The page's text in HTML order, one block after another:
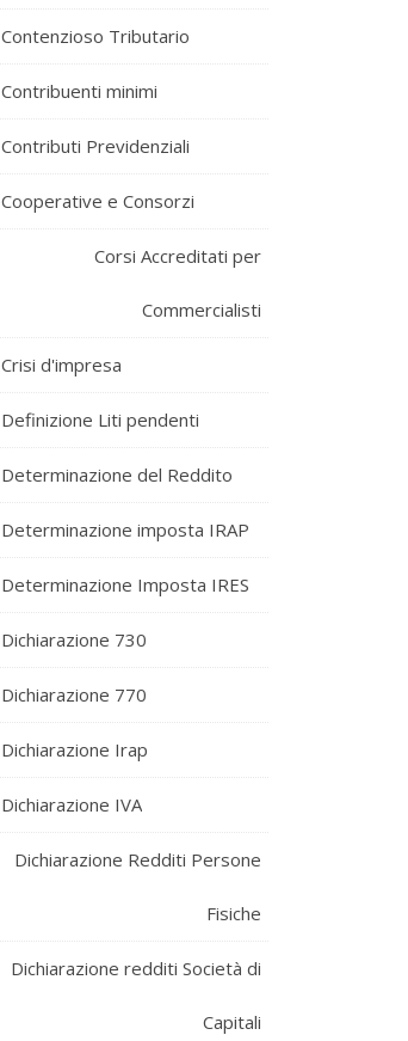
Contenzioso Tributario
Contribuenti minimi
Contributi Previdenziali
Cooperative e Consorzi
Corsi Accreditati per
Commercialisti
Crisi d'impresa
Definizione Liti pendenti
Determinazione del Reddito
Determinazione imposta IRAP
Determinazione Imposta IRES
Dichiarazione 730
Dichiarazione 770
Dichiarazione Irap
Dichiarazione IVA
Dichiarazione Redditi Persone
Fisiche
Dichiarazione redditi Società di
Capitali